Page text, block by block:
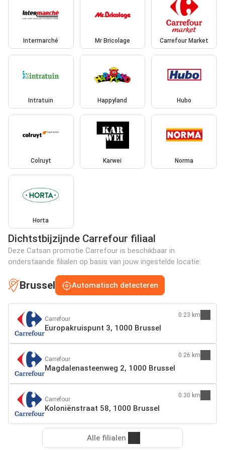
Intermarché Mr Bricolage Carrefour Market
Intratuin Happyland Hubo
Colruyt Karwei Norma
Horta
Dichtstbijzijnde Carrefour filiaal
Deze Catsan promotie Carrefour is beschikbaar in
onderstaande filialen op basis van jouw ingestelde locatie:
Brussel Automatisch detecteren
Carrefour
Europakruispunt 3, 1000 Brussel
0.23 km
Carrefour
Magdalenasteenweg 2, 1000 Brussel
0.26 km
Carrefour
Koloniënstraat 58, 1000 Brussel
0.30 km
Alle filialen